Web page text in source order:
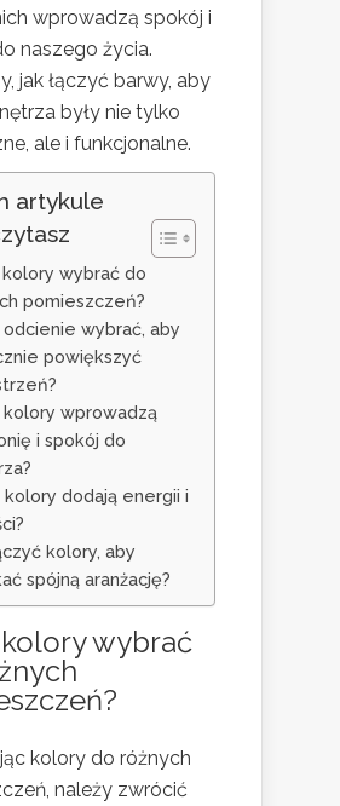
wprowadzą spokój i
naszego życia.
jak łączyć barwy, aby
były nie tylko
ale i funkcjonalne.
artykule
wybrać do
pomieszczeń?
odcienie wybrać, aby
powiększyć
kolory wprowadzą
i spokój do
kolory dodają energii i
kolory, aby
spójną aranżację?
wybrać
kolory do różnych
należy zwrócić